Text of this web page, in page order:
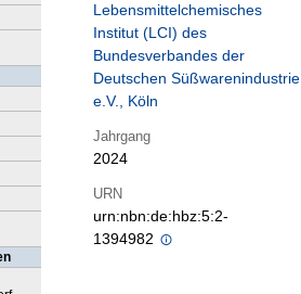
Lebensmittelchemisches
Institut (LCI) des
Bundesverbandes der
Deutschen Süßwarenindustrie
e.V., Köln
Jahrgang
2024
URN
urn:nbn:de:hbz:5:2-
1394982